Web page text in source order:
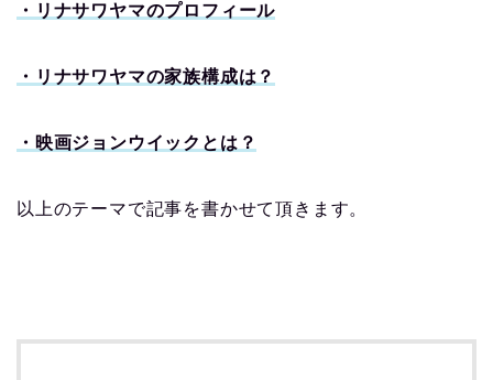
・リナサワヤマのプロフィール
・リナサワヤマの家族構成は？
・映画ジョンウイックとは？
以上のテーマで記事を書かせて頂きます。